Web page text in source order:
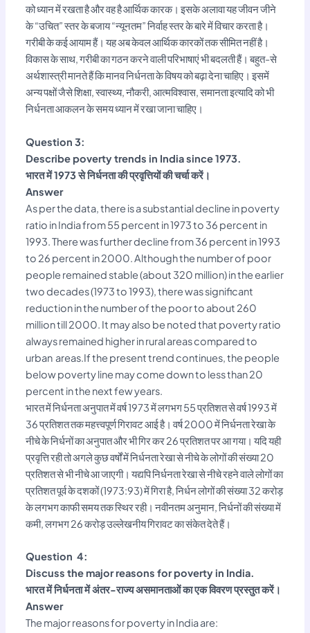
को ध्यान में रखता है और वह है आर्थिक कारक। इसके अलावा यह जीवन जीने
के “उचित” स्तर के बजाय “न्यूनतम” निर्वाह स्तर के बारे में विचार करता है।
गरीबी के कई आयाम हैं। यह अब केवल आर्थिक कारकों तक सीमित नहीं है।
विकास के साथ, गरीबी का गठन करने वाली परिभाषाएं भी बदलती हैं। बहुत-से
अर्थशास्त्री मानते हैं कि मानव निर्धनता के विषय को बढ़ा देना चाहिए। इसमें
अन्य पक्षों जैसे शिक्षा, स्वास्थ्य, नौकरी, आत्मविश्वास, समानता इत्यादि को भी
निर्धनता आकलन के समय ध्यान में रखा जाना चाहिए।
Question 3:
Describe poverty trends in India since 1973.
भारत में 1973 से निर्धनता की प्रवृत्तियों की चर्चा करें।
Answer
As per the data, there is a substantial decline in poverty
ratio in India from 55 percent in 1973 to 36 percent in
1993. There was further decline from 36 percent in 1993
to 26 percent in 2000. Although the number of poor
people remained stable (about 320 million) in the earlier
two decades (1973 to 1993), there was significant
reduction in the number of the poor to about 260
million till 2000. It may also be noted that poverty ratio
always remained higher in rural areas compared to
urban areas.If the present trend continues, the people
below poverty line may come down to less than 20
percent in the next few years.
भारत में निर्धनता अनुपात में वर्ष 1973 में लगभग 55 प्रतिशत से वर्ष 1993 में
36 प्रतिशत तक महत्त्वपूर्ण गिरावट आई है। वर्ष 2000 में निर्धनता रेखा के
नीचे के निर्धनों का अनुपात और भी गिर कर 26 प्रतिशत पर आ गया। यदि यही
प्रवृत्ति रही तो अगले कुछ वर्षों में निर्धनता रेखा से नीचे के लोगों की संख्या 20
प्रतिशत से भी नीचे आ जाएगी। यद्यपि निर्धनता रेखा से नीचे रहने वाले लोगों का
प्रतिशत पूर्व के दशकों (1973:93) में गिरा है, निर्धन लोगों की संख्या 32 करोड़
के लगभग काफी समय तक स्थिर रही। नवीनतम अनुमान, निर्धनों की संख्या में
कमी, लगभग 26 करोड़ उल्लेखनीय गिरावट का संकेत देते हैं।
Question 4:
Discuss the major reasons for poverty in India.
भारत में निर्धनता में अंतर-राज्य असमानताओं का एक विवरण प्रस्तुत करें।
Answer
The major reasons for poverty in India are: